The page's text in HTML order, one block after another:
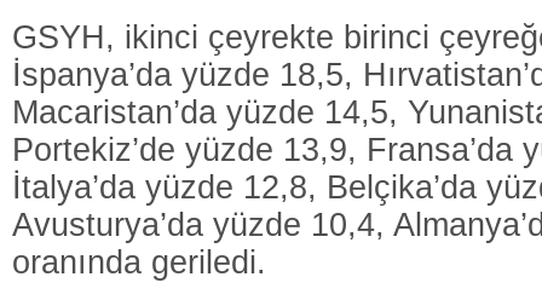
GSYH, ikinci çeyrekte birinci
İspanya’da yüzde 18,5,
Macaristan’da yüzde 14,5,
Portekiz’de yüzde 13,9, Fransa’da
İtalya’da yüzde 12,8, Belçika’da
Avusturya’da yüzde 10,4,
oranında geriledi.